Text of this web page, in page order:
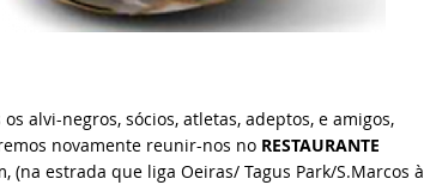
alvi-negros, sócios, atletas, adeptos, e amigos,
novamente reunir-nos no RESTAURANTE
(na estrada que liga Oeiras/ Tagus Park/S.Marcos à